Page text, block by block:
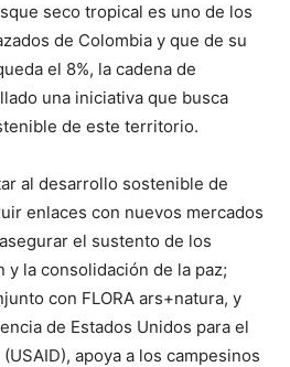
seco tropical es uno de los
de Colombia y que de su
el 8%, la cadena de
una iniciativa que busca
de este territorio.
al desarrollo sostenible de
enlaces con nuevos mercados
el sustento de los
la consolidación de la paz;
con FLORA ars+natura, y
de Estados Unidos para el
apoya a los campesinos